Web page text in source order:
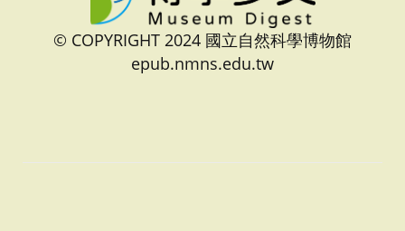
© COPYRIGHT 2024 國立自然科學博物館
epub.nmns.edu.tw